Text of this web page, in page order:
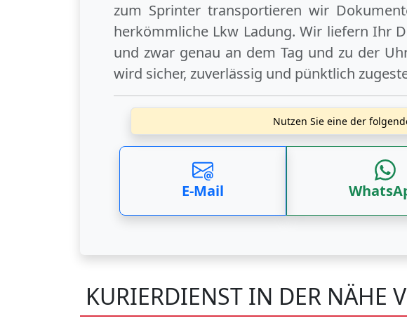
zum Sprinter transportieren wir
herkömmliche Lkw Ladung. Wir liefern Ihr
und zwar genau an dem Tag und zu der
wird sicher, zuverlässig und pünktlich
Nutzen Sie eine der
E-Mail
KURIERDIENST IN DER NÄHE